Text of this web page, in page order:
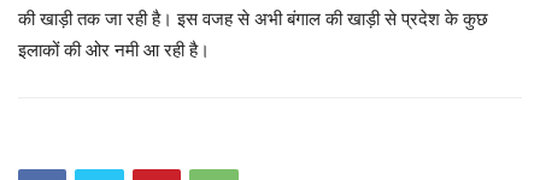
की खाड़ी तक जा रही है। इस वजह से अभी बंगाल की खाड़ी से प्रदेश के कुछ
इलाकों की ओर नमी आ रही है।